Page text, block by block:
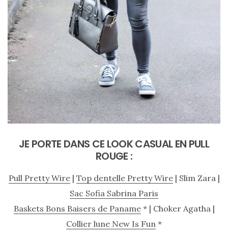
JE PORTE DANS CE LOOK CASUAL EN PULL
ROUGE :
Pull Pretty Wire| Top dentelle Pretty Wire| Slim Zara |
Sac Sofia Sabrina Paris
Baskets Bons Baisers de Paname* | Choker Agatha |
Collier lune New Is Fun *